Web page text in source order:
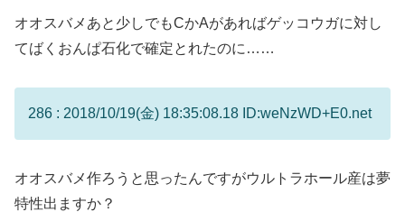
オオスバメあと少しでもCかAがあればゲッコウガに対し
てばくおんぱ石化で確定とれたのに……
286 : 2018/10/19(金) 18:35:08.18 ID:weNzWD+E0.net
オオスバメ作ろうと思ったんですがウルトラホール産は夢
特性出ますか？